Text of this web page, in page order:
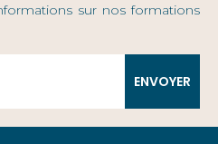
sur nos formations